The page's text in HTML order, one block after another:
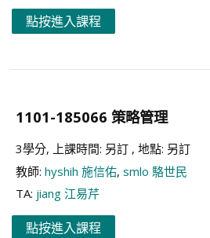
點按進入課程
1101-185066 策略管理
3學分, 上課時間: 另訂 , 地點: 另訂
教師: hyshih 施信佑, smlo 駱世民
TA: jiang 江易芹
點按進入課程